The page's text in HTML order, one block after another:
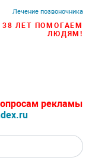
Лечение позвоночника
38 ЛЕТ ПОМОГАЕМ
ЛЮДЯМ!
рекламы